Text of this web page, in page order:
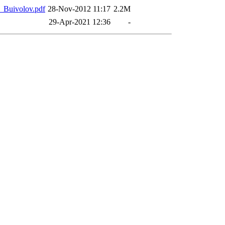
28-Nov-2012 11:17 2.2M
29-Apr-2021 12:36
-